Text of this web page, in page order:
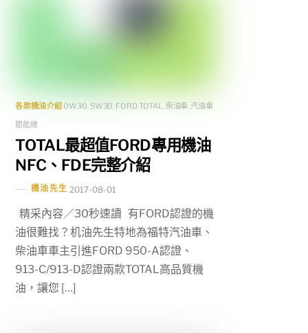
各款機油介紹 0W30 5W30 FORD,TOTAL 柴油車 汽油車,
節能綠
TOTAL最超值FORD專用機油
NFC、FDE完整介紹
機油先生 2017-08-01
精采內容／30秒速讀 有FORD認證的機
油很難找？机油先生特地為福特汽油車、
柴油車車主引進FORD 950-A認證、
913-C/913-D認證兩款TOTAL高品質機
油，讓您 […]